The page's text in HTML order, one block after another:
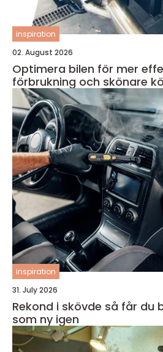
inspiration
02. August 2026
Optimera bilen för mer
förbrukning och skönare
inspiration
31. July 2026
Rekond i skövde så får du bilen att kännas
som ny igen